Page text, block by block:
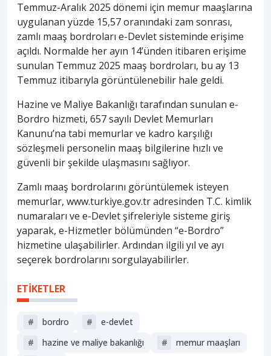
Temmuz-Aralık 2025 dönemi için memur maaşlarına
uygulanan yüzde 15,57 oranındaki zam sonrası,
zamlı maaş bordroları e-Devlet sisteminde erişime
açıldı. Normalde her ayın 14’ünden itibaren erişime
sunulan Temmuz 2025 maaş bordroları, bu ay 13
Temmuz itibarıyla görüntülenebilir hale geldi.
Hazine ve Maliye Bakanlığı tarafından sunulan e-
Bordro hizmeti, 657 sayılı Devlet Memurları
Kanunu’na tabi memurlar ve kadro karşılığı
sözleşmeli personelin maaş bilgilerine hızlı ve
güvenli bir şekilde ulaşmasını sağlıyor.
Zamlı maaş bordrolarını görüntülemek isteyen
memurlar, www.turkiye.gov.tr adresinden T.C. kimlik
numaraları ve e-Devlet şifreleriyle sisteme giriş
yaparak, e-Hizmetler bölümünden “e-Bordro”
hizmetine ulaşabilirler. Ardından ilgili yıl ve ayı
seçerek bordrolarını sorgulayabilirler.
ETİKETLER
# bordro #
e-devlet
#
hazine ve maliye bakanlığı #
memur maaşları